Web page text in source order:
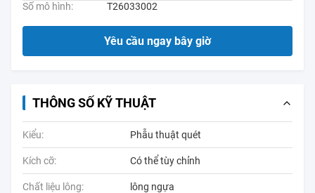
Số mô hình:
T26033002
Yêu cầu ngay bây giờ
THÔNG SỐ KỸ THUẬT
Kiểu: Phẫu thuật quét
Kích cỡ: Có thể tùy chỉnh
Chất liệu lông: lông ngựa